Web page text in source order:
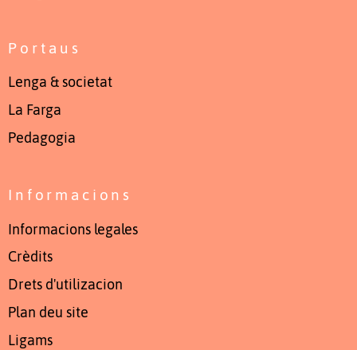
Portaus
Lenga & societat
La Farga
Pedagogia
Informacions
Informacions legales
Crèdits
Drets d'utilizacion
Plan deu site
Ligams